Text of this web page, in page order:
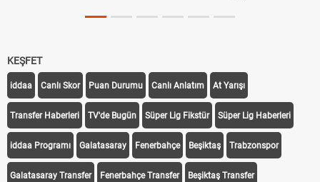
KEŞFET
iddaa Canlı Skor Puan Durumu Canlı Anlatım At Yarışı
Transfer Haberleri TV'de Bugün Süper Lig Fikstür Süper Lig Haberleri
iddaa Programı Galatasaray Fenerbahçe Beşiktaş Trabzonspor
Galatasaray Transfer Fenerbahçe Transfer Beşiktaş Transfer